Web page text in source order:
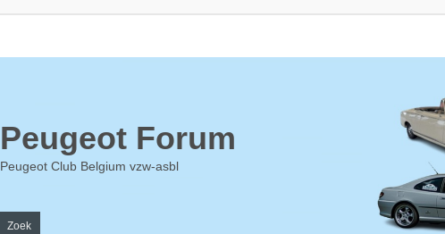
Peugeot Forum
Peugeot Club Belgium vzw-asbl
Zoek